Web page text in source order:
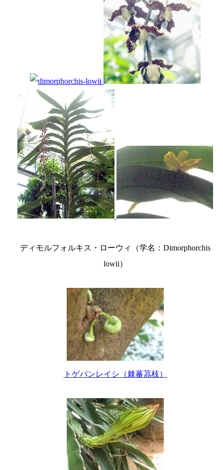
ディモルフォルキス・ローウィ（学名：Dimorphorchis
lowii）
トゲバンレイシ（棘蕃茘枝）